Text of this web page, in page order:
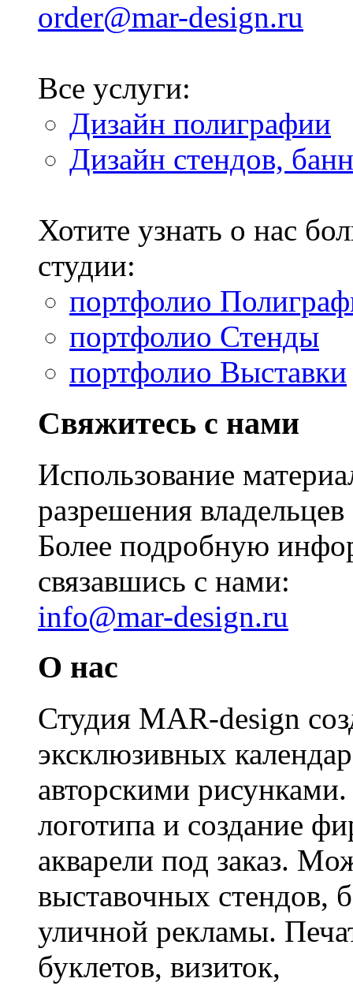
order@mar-design.ru
Все услуги:
Дизайн полиграфии
Дизайн стендов,
Хотите узнать о нас
студии:
портфолио
портфолио Стенды
портфолио Выставки
Свяжитесь с нами
Использование
разрешения
Более подробную
связавшись с нами:
info@mar-design.ru
О нас
Студия MAR-design
эксклюзивных
авторскими рисунками.
логотипа и создание
акварели под заказ.
выставочных стендов,
уличной рекламы.
буклетов, визиток,